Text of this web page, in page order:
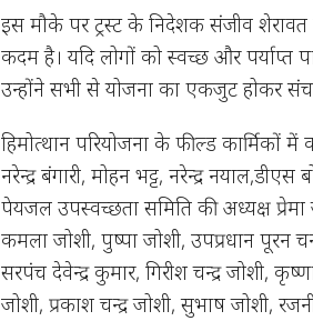
इस मौके पर ट्रस्ट के निदेशक संजीव
कदम है। यदि लोगों को स्वच्छ और पर्याप्त
उन्होंने सभी से योजना का एकजुट होकर
हिमोत्थान परियोजना के फील्ड कार्मिकों में
नरेन्द्र बंगारी, मोहन भट्ट, नरेन्द्र
पेयजल उपस्वच्छता समिति की अध्यक्ष
कमला जोशी, पुष्पा जोशी, उपप्रधान पूरन
सरपंच देवेन्द्र कुमार, गिरीश चन्द्र जोशी,
जोशी, प्रकाश चन्द्र जोशी, सुभाष जोशी,